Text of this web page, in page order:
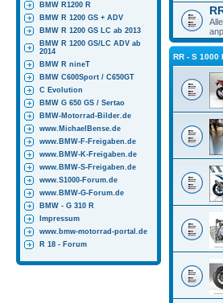
BMW R1200 R
BMW R 1200 GS + ADV
BMW R 1200 GS LC ab 2013
BMW R 1200 GS/LC ADV ab
2014
BMW R nineT
BMW C600Sport / C650GT
C Evolution
BMW G 650 GS / Sertao
BMW-Motorrad-Bilder.de
www.MichaelBense.de
www.BMW-F-Freigaben.de
www.BMW-K-Freigaben.de
www.BMW-S-Freigaben.de
www.S1000-Forum.de
www.BMW-G-Forum.de
BMW - G 310 R
Impressum
www.bmw-motorrad-portal.de
R 18 - Forum
RR - S 1000